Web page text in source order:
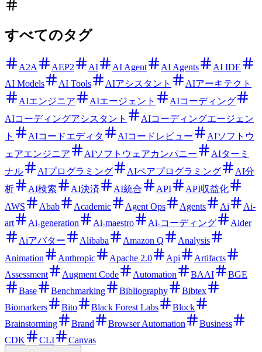
すべてのタグ
A2A AEP2 AI AI Agent AI Agents
AI IDE
AI Models
AI Tools AIアシスタント
AIアーキテクト
AIエンジニア
AIエージェント
AIコーディング
AIコーディングアシスタント
AIコーディングエージェン
ト
AIコードエディタ AIコードレビュー
AIソフトウ
ェアエンジニア
AIソフトウェアカンパニー
AIターミ
ナル
AIプログラミング AIペアプログラミング
AI分
析
AI検索 AI決済 AI統合 API
API収益化
AWS
Abab Academic Agent Ops Agents Ai
Ai-
art
Ai-generation Ai-maestro Ai-コーディング
Aider
Aiアバター
Alibaba Amazon Q
Analysis
Animation
Anthropic Apache 2.0 Api
Artifacts
Assessment
Augment Code Automation BAAI
BGE
Base
Benchmarking Bibliography
Bibtex
Biomarkers
Bito Black Forest Labs
Block
Brainstorming
Brand Browser Automation
Business
CDK
CLI Canvas